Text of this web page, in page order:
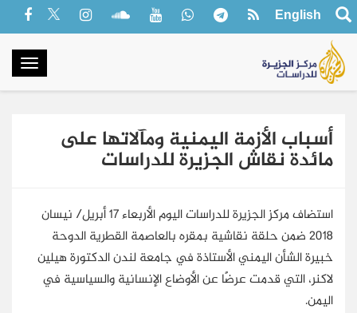
English
أسباب الأزمة اليمنية ومآلاتها على
مائدة نقاش الجزيرة للدراسات
استضاف مركز الجزيرة للدراسات اليوم الأربعاء 17 أبريل/ نيسان
2018 ضمن حلقة نقاشية بمقره بالعاصمة القطرية الدوحة
خبيرة الشأن اليمني الأستاذة في جامعة لندن الدكتورة هيلين
لاكنر، التي قدمت عرضًا عن الأوضاع الإنسانية والسياسية في
اليمن.